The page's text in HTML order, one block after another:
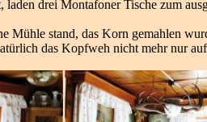
drei Montafoner Tische zum
Mühle stand, das Korn gemahlen
das Kopfweh nicht mehr nur